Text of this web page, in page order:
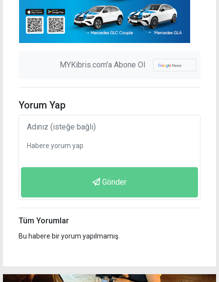
MYKibris.com'a Abone Ol
Yorum Yap
Gönder
Tüm Yorumlar
Bu habere bir yorum yapılmamış.